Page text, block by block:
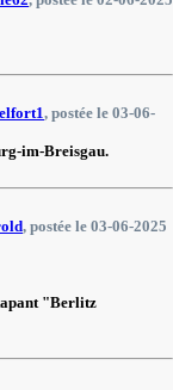
, postée le 03-06-
im-Breisgau.
, postée le 03-06-2025
"Berlitz